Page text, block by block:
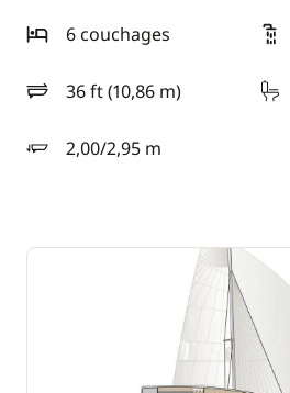
6 couchages
36 ft (10,86 m)
longueur
2,00/2,95 m
tirant d'eau